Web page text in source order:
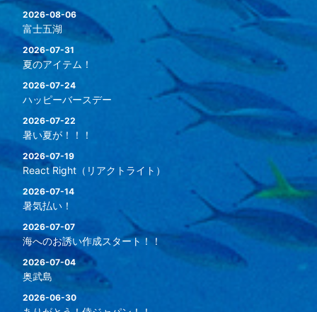
2026-08-06
富士五湖
2026-07-31
夏のアイテム！
2026-07-24
ハッピーバースデー
2026-07-22
暑い夏が！！！
2026-07-19
React Right（リアクトライト）
2026-07-14
暑気払い！
2026-07-07
海へのお誘い作成スタート！！
2026-07-04
奥武島
2026-06-30